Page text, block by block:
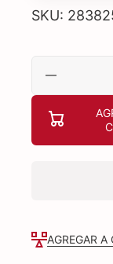
SKU:
Reducir
CURLY
MONOI
AGREGAR A